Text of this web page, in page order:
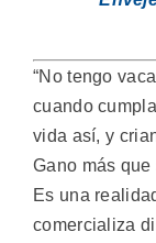
“No tengo
cuando
vida así, y
Gano más
Es una
comercializa